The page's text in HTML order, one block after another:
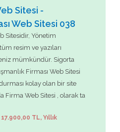
Sitesi -
Web Sitesi 038
Sitesidir, Yönetim
resim ve yazıları
mümkündür. Sigorta
Firması Web Sitesi
kolay olan bir site
Firma Web Sitesi , olarak ta
TL, Yıllık